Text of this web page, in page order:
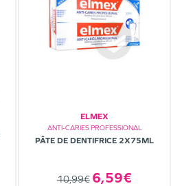
ELMEX
ANTI-CARIES PROFESSIONAL
PÂTE DE DENTIFRICE 2X75ML
10,99€ 6,59€